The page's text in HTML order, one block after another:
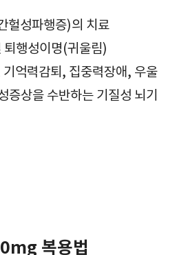
헐성파행증)의 치료
행성이명(귀울림)
억력감퇴, 집중력장애, 우울
증상을 수반하는 기질성 뇌기
복용법